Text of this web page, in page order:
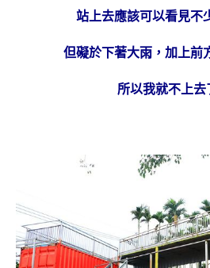
站上去應該可以看見不
但礙於下著大雨，加上前
所以我就不上去